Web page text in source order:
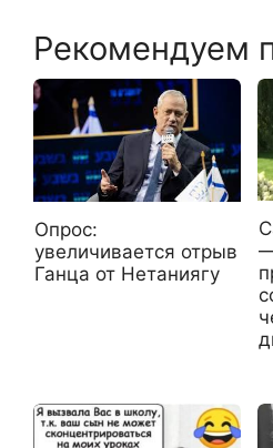
Рекомендуем
Опрос:
увеличивается отрыв
Ганца от Нетаниягу